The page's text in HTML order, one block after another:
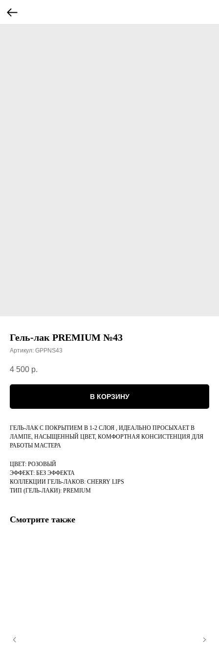
Гель-лак PREMIUM №43
Артикул: GPPNS43
4 500 р.
В КОРЗИНУ
ГЕЛЬ-ЛАК С ПОКРЫТИЕМ В 1-2 СЛОЯ , ИДЕАЛЬНО ПРОСЫХАЕТ В
ЛАМПЕ, НАСЫЩЕННЫЙ ЦВЕТ, КОМФОРТНАЯ КОНСИСТЕНЦИЯ ДЛЯ
РАБОТЫ МАСТЕРА
ЦВЕТ: РОЗОВЫЙ
ЭФФЕКТ: БЕЗ ЭФФЕКТА
КОЛЛЕКЦИИ ГЕЛЬ-ЛАКОВ: CHERRY LIPS
ТИП (ГЕЛЬ-ЛАКИ): PREMIUM
Смотрите также